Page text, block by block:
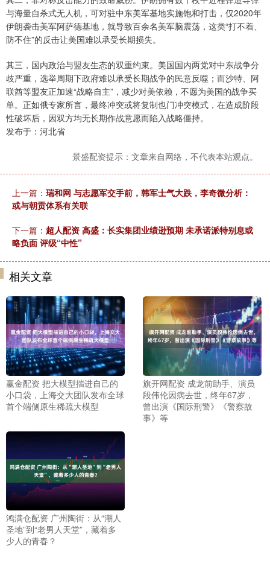
与海量自杀式无人机，可对驻中东美军基地实施饱和打击，仅2020年
伊朗袭击美军阿萨德基地，就导致百余名美军脑震荡，这类“打不着、
防不住”的反击让美国难以承受长期损失。
其三，国内政治与盟友生态的双重约束。美国国内两党对中东战争分
歧严重，选举周期下政府难以承受长期战争的民意反噬；而沙特、阿
联酋等盟友正加速“战略自主”，减少对美依赖，不愿为美国的战争买
单。正如俄专家所言，最终冲突或将复制也门冲突模式，在造成阶段
性破坏后，因双方均无长期作战意愿而陷入战略僵持。
发布于：河北省
景盛配资提示：文章来自网络，不代表本站观点。
上一篇： 瑞和网 与志愿军交手前，韩军士气大跌，李奇微分析：
或与朝贡体系有关联
下一篇： 超人配资 高盛：长实集团业绩逊预期 未承诺派特别息或
略负面 评级“中性”
相关文章
赢金配资 把大模型揣进自己的
小口袋，上海交大团队发布全球
首个端侧原生稀疏大模型
旗开网配资 成龙前助手、演员
段伟伦因病去世，终年67岁，
曾出演《国际刑警》《警察故
事》等
鸿满仓配资 广州陶街：从“潮人
圣地”到“老男人天堂”，藏着多
少人的青春？